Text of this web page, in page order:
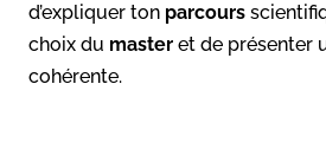
d’expliquer ton parcours
choix du master et de présenter
cohérente.